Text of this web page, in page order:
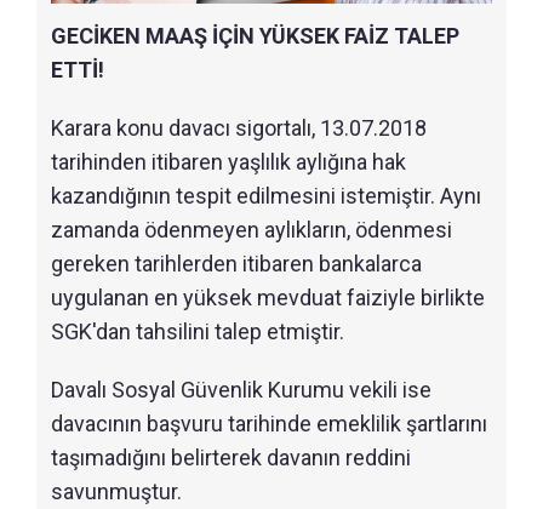
GECİKEN MAAŞ İÇİN YÜKSEK FAİZ TALEP
ETTİ!
Karara konu davacı sigortalı, 13.07.2018
tarihinden itibaren yaşlılık aylığına hak
kazandığının tespit edilmesini istemiştir. Aynı
zamanda ödenmeyen aylıkların, ödenmesi
gereken tarihlerden itibaren bankalarca
uygulanan en yüksek mevduat faiziyle birlikte
SGK'dan tahsilini talep etmiştir.
Davalı Sosyal Güvenlik Kurumu vekili ise
davacının başvuru tarihinde emeklilik şartlarını
taşımadığını belirterek davanın reddini
savunmuştur.